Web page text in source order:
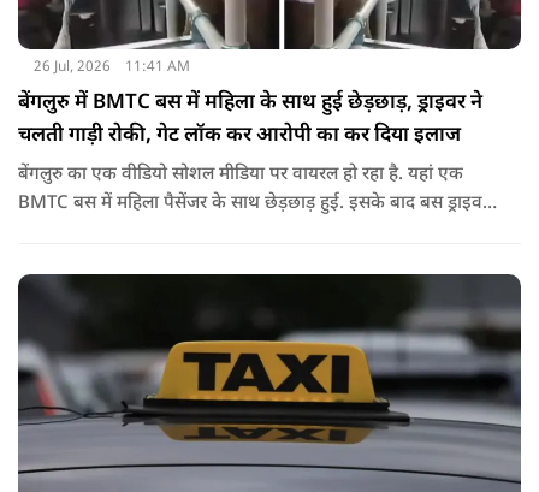
26 Jul, 2026 11:41 AM
बेंगलुरु में BMTC बस में महिला के साथ हुई छेड़छाड़, ड्राइवर ने
चलती गाड़ी रोकी, गेट लॉक कर आरोपी का कर दिया इलाज
बेंगलुरु का एक वीडियो सोशल मीडिया पर वायरल हो रहा है. यहां एक
BMTC बस में महिला पैसेंजर के साथ छेड़छाड़ हुई. इसके बाद बस ड्राइवर